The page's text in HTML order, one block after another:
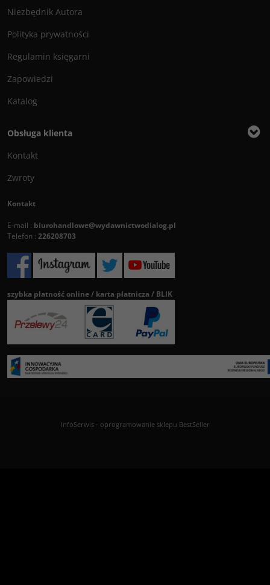
Niezbędnik Autora
Polityka prywatności
Regulamin księgarni
Zapowiedzi
Katalog
Obsługa klienta
Kontakt
Zwroty
Kontakt
E-mail : biurohandlowe@wydawnictwodialog.pl
Telefon : 226208703
szybka płatność online / karta płatnicza / BLIK
InfoSerwis- oprogramowanie sklepu BestSeller